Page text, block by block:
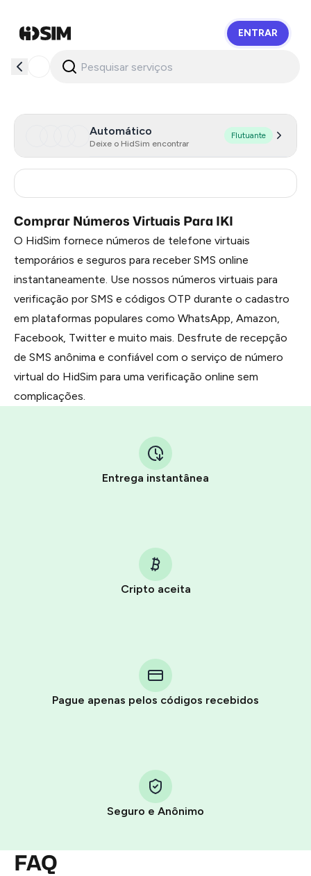
ENTRAR
Automático
Deixe o HidSim encontrar
Flutuante
Comprar Números Virtuais Para IKI
O HidSim fornece números de telefone virtuais
temporários e seguros para receber SMS online
instantaneamente. Use nossos números virtuais para
verificação por SMS e códigos OTP durante o cadastro
em plataformas populares como WhatsApp, Amazon,
Facebook, Twitter e muito mais. Desfrute de recepção
de SMS anônima e confiável com o serviço de número
virtual do HidSim para uma verificação online sem
complicações.
Entrega instantânea
Cripto aceita
Pague apenas pelos códigos recebidos
Seguro e Anônimo
FAQ
You purchase Stars via the official@PremiumBot in
Step 1: Create the order on HidSim
Pay with Telegram Stars